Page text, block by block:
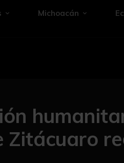
Michoacán
Zitácuaro